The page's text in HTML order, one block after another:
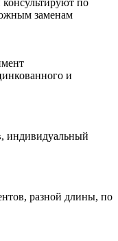
по
заменам
и
индивидуальный
разной длины, по